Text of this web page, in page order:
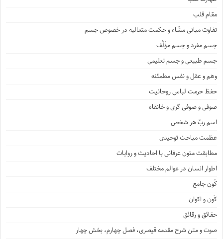
مقام قلب
تفاوت مبانی مشّاء و حکمت متعالیه در خصوص جسم
جسم مفرد و جسم مؤَلَّف
جسم طبیعی و جسم تعلیمی
وهم و عقل و نفس مطمئنه
حفظ حرمت لباس روحانیت
صوفی و صوفی گری و خانقاه
اسم ربّ هر شخص
عظمت مباحث توحیدی
مطابقت متون عرفانی با احادیث و روایات
اطوار انسان در عوالم مختلف
کَون جامع
کَون و اکوان
حقائق و رقائق
صوت و متن شرح مقدمه قیصری، فصل چهارم، بخش چهار